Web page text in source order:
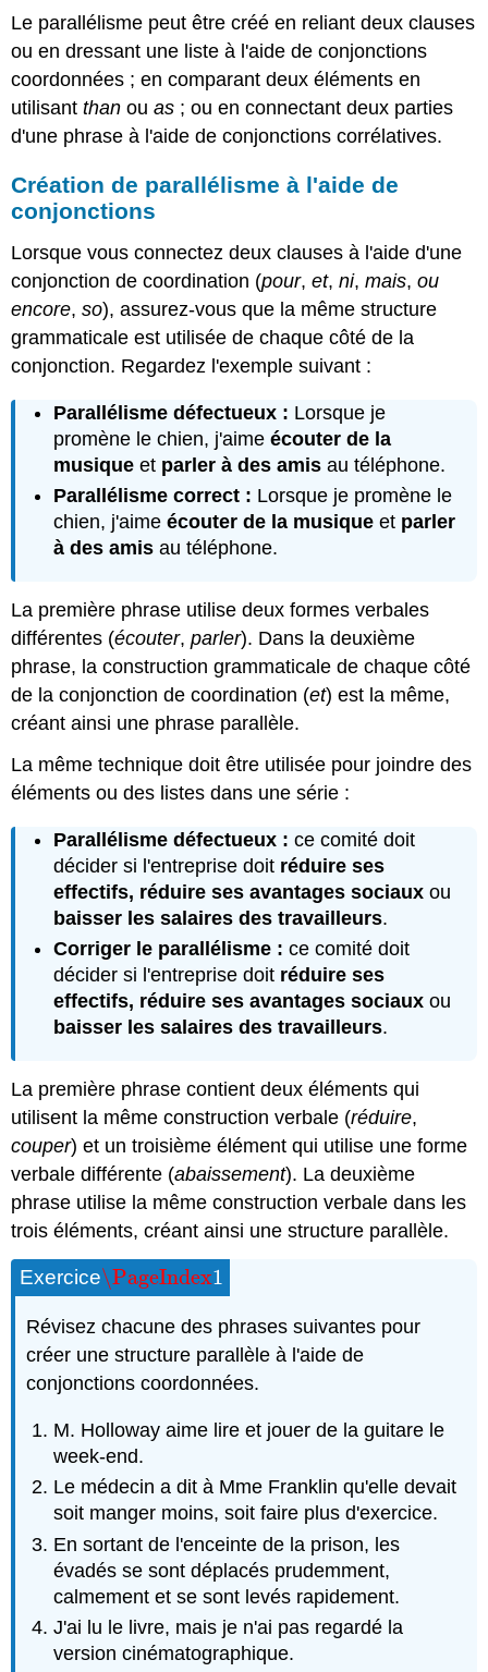
Le parallélisme peut être créé en reliant deux clauses
ou en dressant une liste à l'aide de conjonctions
coordonnées ; en comparant deux éléments en
utilisantthan ouas ; ou en connectant deux parties
d'une phrase à l'aide de conjonctions corrélatives.
Création de parallélisme à l'aide de
conjonctions
Lorsque vous connectez deux clauses à l'aide d'une
conjonction de coordination (pour,et,ni,mais,ou
encore,so), assurez-vous que la même structure
grammaticale est utilisée de chaque côté de la
conjonction. Regardez l'exemple suivant :
Parallélisme défectueux : Lorsque je
promène le chien, j'aimeécouter de la
musique et parler à des amis au téléphone.
Parallélisme correct : Lorsque je promène le
chien, j'aimeécouter de la musique et parler
à des amis au téléphone.
La première phrase utilise deux formes verbales
différentes (écouter,parler). Dans la deuxième
phrase, la construction grammaticale de chaque côté
de la conjonction de coordination (et) est la même,
créant ainsi une phrase parallèle.
La même technique doit être utilisée pour joindre des
éléments ou des listes dans une série :
Parallélisme défectueux : ce comité doit
décider si l'entreprise doit réduire ses
effectifs, réduire ses avantages sociaux ou
baisser les salaires des travailleurs.
Corriger le parallélisme : ce comité doit
décider si l'entreprise doit réduire ses
effectifs, réduire ses avantages sociaux ou
baisser les salaires des travailleurs.
La première phrase contient deux éléments qui
utilisent la même construction verbale (réduire,
couper) et un troisième élément qui utilise une forme
verbale différente (abaissement). La deuxième
phrase utilise la même construction verbale dans les
trois éléments, créant ainsi une structure parallèle.
Exercice\PageIndex1
\PageIndex1
Révisez chacune des phrases suivantes pour
créer une structure parallèle à l'aide de
conjonctions coordonnées.
M. Holloway aime lire et jouer de la guitare le
week-end.
Le médecin a dit à Mme Franklin qu'elle devait
soit manger moins, soit faire plus d'exercice.
En sortant de l'enceinte de la prison, les
évadés se sont déplacés prudemment,
calmement et se sont levés rapidement.
J'ai lu le livre, mais je n'ai pas regardé la
version cinématographique.